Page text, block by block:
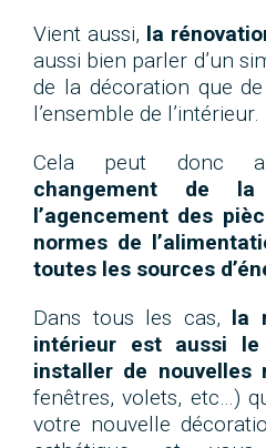
Vient aussi, la
aussi bien parler d’un
de la décoration que
l’ensemble de l’intérieur.
Cela peut donc
changement de
l’agencement des
normes de
toutes les sources
Dans tous les cas, la
intérieur est aussi
installer de nouvelles
fenêtres, volets, etc…)
votre nouvelle